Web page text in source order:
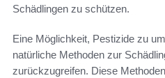
Schädlingen zu schützen.
Eine Möglichkeit, Pestizide zu
natürliche Methoden zur
zurückzugreifen. Diese